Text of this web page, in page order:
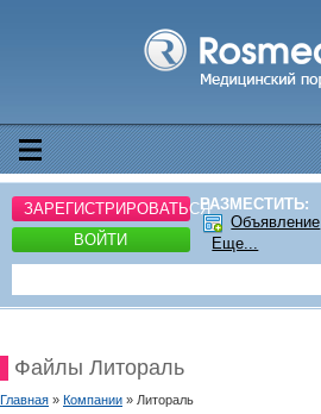
ЗАРЕГИСТРИРОВАТЬСЯ
ВОЙТИ
РАЗМЕСТИТЬ:
Объявление
Еще...
Файлы Литораль
Главная » Компании » Литораль